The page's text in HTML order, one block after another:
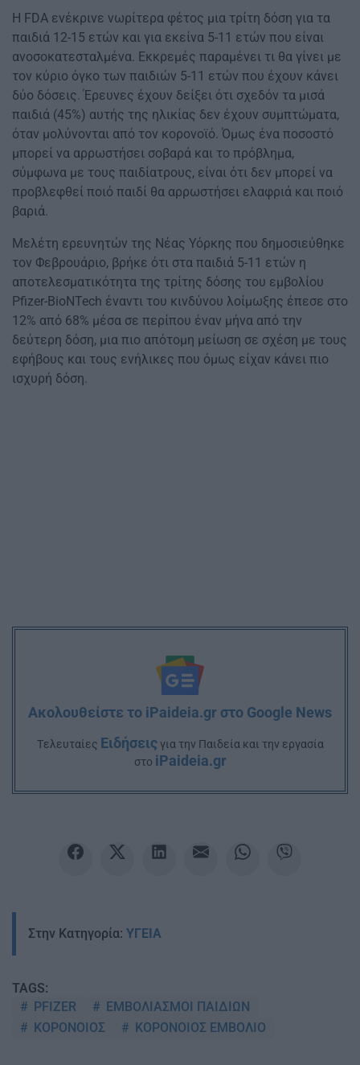
Η FDA ενέκρινε νωρίτερα φέτος μια τρίτη δόση για τα
παιδιά 12-15 ετών και για εκείνα 5-11 ετών που είναι
ανοσοκατεσταλμένα. Εκκρεμές παραμένει τι θα γίνει με
τον κύριο όγκο των παιδιών 5-11 ετών που έχουν κάνει
δύο δόσεις. Έρευνες έχουν δείξει ότι σχεδόν τα μισά
παιδιά (45%) αυτής της ηλικίας δεν έχουν συμπτώματα,
όταν μολύνονται από τον κορονοϊό. Όμως ένα ποσοστό
μπορεί να αρρωστήσει σοβαρά και το πρόβλημα,
σύμφωνα με τους παιδίατρους, είναι ότι δεν μπορεί να
προβλεφθεί ποιό παιδί θα αρρωστήσει ελαφριά και ποιό
βαριά.
Μελέτη ερευνητών της Νέας Υόρκης που δημοσιεύθηκε
τον Φεβρουάριο, βρήκε ότι στα παιδιά 5-11 ετών η
αποτελεσματικότητα της τρίτης δόσης του εμβολίου
Pfizer-BioNTech έναντι του κινδύνου λοίμωξης έπεσε στο
12% από 68% μέσα σε περίπου έναν μήνα από την
δεύτερη δόση, μια πιο απότομη μείωση σε σχέση με τους
εφήβους και τους ενήλικες που όμως είχαν κάνει πιο
ισχυρή δόση.
Ακολουθείστε το iPaideia.gr στο Google News
Tελευταίες Ειδήσειςγια την Παιδεία και την εργασία
στο iPaideia.gr
Στην Κατηγορία: ΥΓΕΙΑ
TAGS:
PFIZER
ΕΜΒΟΛΙΑΣΜΟΙ ΠΑΙΔΙΩΝ
ΚΟΡΟΝΟΙΟΣ
ΚΟΡΟΝΟΙΟΣ ΕΜΒΟΛΙΟ